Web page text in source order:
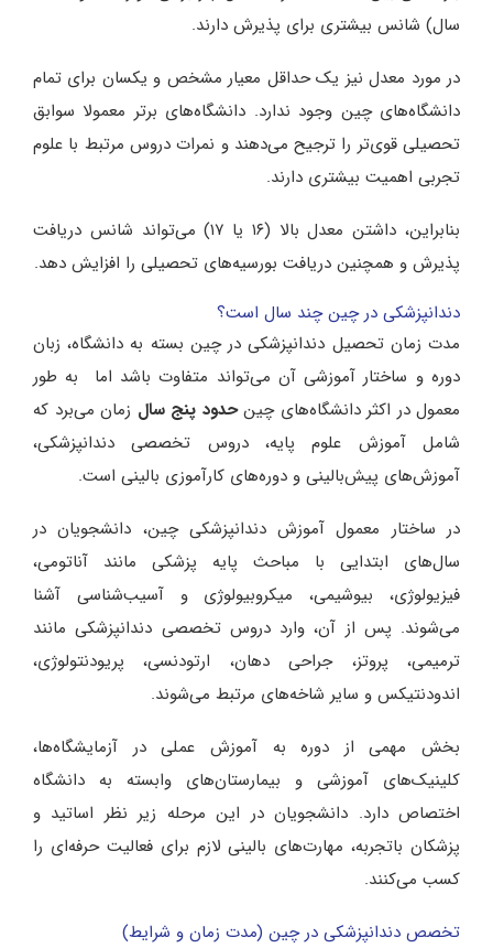
سال) شانس بیشتری برای پذیرش دارند.
در مورد معدل نیز یک حداقل معیار مشخص و یکسان برای تمام
دانشگاه‌های چین وجود ندارد. دانشگاه‌های برتر معمولا سوابق
تحصیلی قوی‌تر را ترجیح می‌دهند و نمرات دروس مرتبط با علوم
تجربی اهمیت بیشتری دارند.
بنابراین، داشتن معدل بالا (۱۶ یا ۱۷) می‌تواند شانس دریافت
پذیرش و همچنین دریافت بورسیه‌های تحصیلی را افزایش دهد.
دندانپزشکی در چین چند سال است؟
مدت زمان تحصیل دندانپزشکی در چین بسته به دانشگاه، زبان
دوره و ساختار آموزشی آن می‌تواند متفاوت باشد اما به طور
معمول در اکثر دانشگاه‌های چینحدود پنج سال زمان می‌برد که
شامل آموزش علوم پایه، دروس تخصصی دندانپزشکی،
آموزش‌های پیش‌بالینی و دوره‌های کارآموزی بالینی است.
در ساختار معمول آموزش دندانپزشکی چین، دانشجویان در
سال‌های ابتدایی با مباحث پایه پزشکی مانند آناتومی،
فیزیولوژی، بیوشیمی، میکروبیولوژی و آسیب‌شناسی آشنا
می‌شوند. پس از آن، وارد دروس تخصصی دندانپزشکی مانند
ترمیمی، پروتز، جراحی دهان، ارتودنسی، پریودنتولوژی،
اندودنتیکس و سایر شاخه‌های مرتبط می‌شوند.
بخش مهمی از دوره به آموزش عملی در آزمایشگاه‌ها،
کلینیک‌های آموزشی و بیمارستان‌های وابسته به دانشگاه
اختصاص دارد. دانشجویان در این مرحله زیر نظر اساتید و
پزشکان باتجربه، مهارت‌های بالینی لازم برای فعالیت حرفه‌ای را
کسب می‌کنند.
تخصص دندانپزشکی در چین (مدت زمان و شرایط)